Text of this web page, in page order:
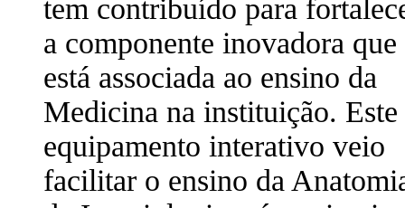
tem contribuído para
a componente inovadora que
está associada ao ensino da
Medicina na instituição. Este
equipamento interativo veio
facilitar o ensino da